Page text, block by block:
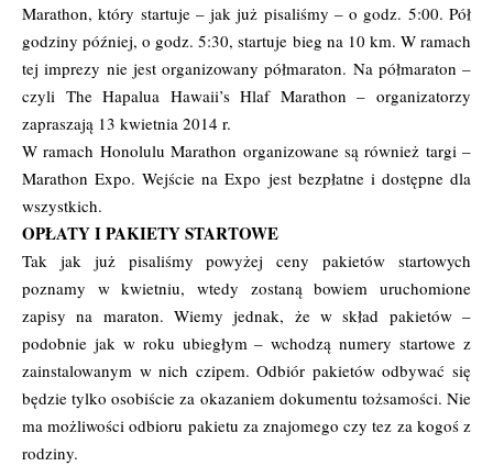
Marathon, który startuje – jak już pisaliśmy – o godz. 5:00. Pół
godziny później, o godz. 5:30, startuje bieg na 10 km. W ramach
tej imprezy nie jest organizowany półmaraton. Na półmaraton –
czyli The Hapalua Hawaii’s Hlaf Marathon – organizatorzy
zapraszają 13 kwietnia 2014 r.
W ramach Honolulu Marathon organizowane są również targi –
Marathon Expo. Wejście na Expo jest bezpłatne i dostępne dla
wszystkich.
OPŁATY I PAKIETY STARTOWE
Tak jak już pisaliśmy powyżej ceny pakietów startowych
poznamy w kwietniu, wtedy zostaną bowiem uruchomione
zapisy na maraton. Wiemy jednak, że w skład pakietów –
podobnie jak w roku ubiegłym – wchodzą numery startowe z
zainstalowanym w nich czipem. Odbiór pakietów odbywać się
będzie tylko osobiście za okazaniem dokumentu tożsamości. Nie
ma możliwości odbioru pakietu za znajomego czy tez za kogoś z
rodziny.